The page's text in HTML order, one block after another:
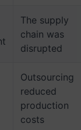
The supply
chain was
disrupted
Outsourcing
reduced
production
costs